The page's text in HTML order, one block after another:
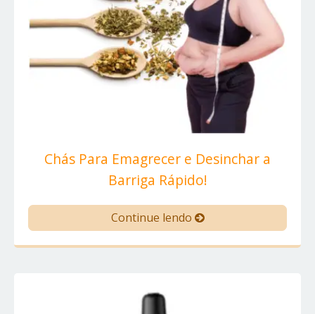
Chás Para Emagrecer e Desinchar a
Barriga Rápido!
Continue lendo